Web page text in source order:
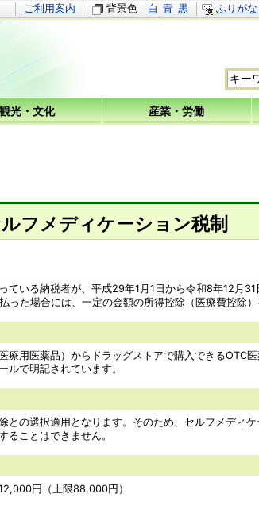
ご利用案内 背景色 白 青 黒 ふりが
観光・文化 産業・労働
フメディケーション税制
いる納税者が、平成29年1月1日から令和8年12月
た場合には、一定の金額の所得控除（医療費控除）
用医薬品）からドラッグストアで購入できるOTC
ルで明記されています。
の選択適用となります。そのため、セルフメディ
ることはできません。
円（上限88,000円）